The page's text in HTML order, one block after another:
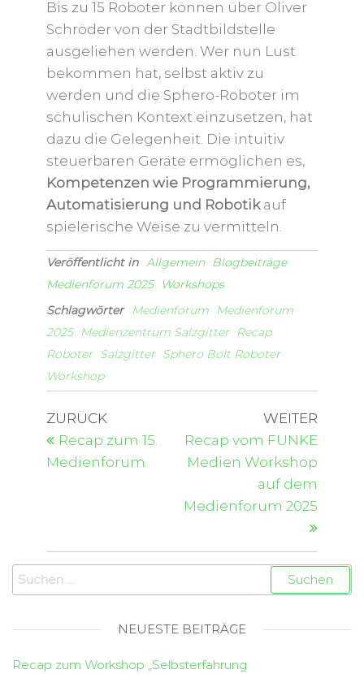
Bis zu 15 Roboter können über Oliver
Schröder von der Stadtbildstelle
ausgeliehen werden. Wer nun Lust
bekommen hat, selbst aktiv zu
werden und die Sphero-Roboter im
schulischen Kontext einzusetzen, hat
dazu die Gelegenheit. Die intuitiv
steuerbaren Geräte ermöglichen es,
Kompetenzen wie Programmierung,
Automatisierung und Robotikauf
spielerische Weise zu vermitteln.
Veröffentlicht in Allgemein Blogbeiträge
Medienforum 2025
Workshops
Schlagwörter
Medienforum Medienforum
2025 Medienzentrum Salzgitter Recap
Roboter Salzgitter Sphero Bolt Roboter
Workshop
ZURÜCK
Recap zum 15.
Medienforum
WEITER
Recap vom FUNKE
Medien Workshop
auf dem
Medienforum 2025
NEUESTE BEITRÄGE
Recap zum Workshop „Selbsterfahrung